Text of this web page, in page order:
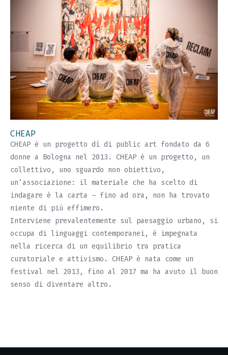
CHEAP
CHEAP è un progetto dì di public art fondato da 6
donne a Bologna nel 2013. CHEAP è un progetto, un
collettivo, uno sguardo non obiettivo,
un’associazione: il materiale che ha scelto di
indagare è la carta – fino ad ora, non ha trovato
niente di più effimero.
Interviene prevalentemente sul paesaggio urbano, si
occupa di linguaggi contemporanei, è impegnata
nella ricerca di un equilibrio tra pratica
curatoriale e attivismo. CHEAP è nata come un
festival nel 2013, fino al 2017 ma ha avuto il buon
senso di diventare altro.